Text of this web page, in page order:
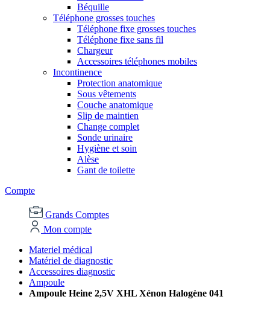
Béquille
Téléphone grosses touches
Téléphone fixe grosses touches
Téléphone fixe sans fil
Chargeur
Accessoires téléphones mobiles
Incontinence
Protection anatomique
Sous vêtements
Couche anatomique
Slip de maintien
Change complet
Sonde urinaire
Hygiène et soin
Alèse
Gant de toilette
Compte
Grands Comptes
Mon compte
Materiel médical
Matériel de diagnostic
Accessoires diagnostic
Ampoule
Ampoule Heine 2,5V XHL Xénon Halogène 041